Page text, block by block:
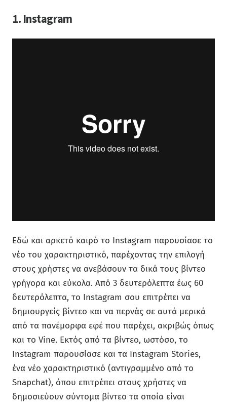
1. Instagram
Εδώ και αρκετό καιρό το Instagram παρουσίασε το
νέο του χαρακτηριστικό, παρέχοντας την επιλογή
στους χρήστες να ανεβάσουν τα δικά τους βίντεο
γρήγορα και εύκολα. Από 3 δευτερόλεπτα έως 60
δευτερόλεπτα, το Instagram σου επιτρέπει να
δημιουργείς βίντεο και να περνάς σε αυτά μερικά
από τα πανέμορφα εφέ που παρέχει, ακριβώς όπως
και το Vine. Εκτός από τα βίντεο, ωστόσο, το
Instagram παρουσίασε και τα Instagram Stories,
ένα νέο χαρακτηριστικό (αντιγραμμένο από το
Snapchat), όπου επιτρέπει στους χρήστες να
δημοσιεύουν σύντομα βίντεο τα οποία είναι